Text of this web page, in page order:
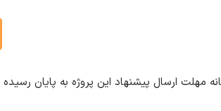
مهلت ارسال پیشنهاد این پروژه به پایان